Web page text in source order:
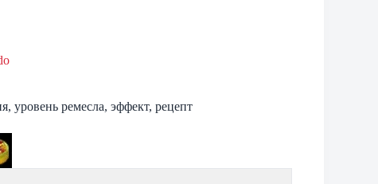
уровень ремесла, эффект, рецепт